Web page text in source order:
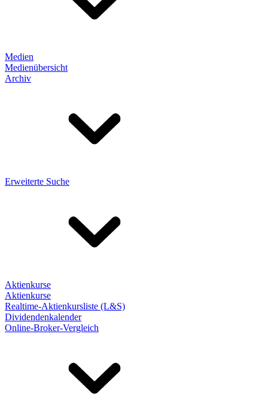
Medien
Medienübersicht
Archiv
Erweiterte Suche
Aktienkurse
Aktienkurse
Realtime-Aktienkursliste (L&S)
Dividendenkalender
Online-Broker-Vergleich